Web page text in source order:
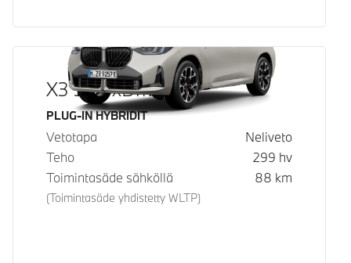
X3 30e xDrive
Käyttövoima
PLUG-IN HYBRIDIT
Vetotapa
Neliveto
Teho
299 hv
Toimintasäde sähköllä
(Toimintasäde yhdistetty WLTP)
88 km